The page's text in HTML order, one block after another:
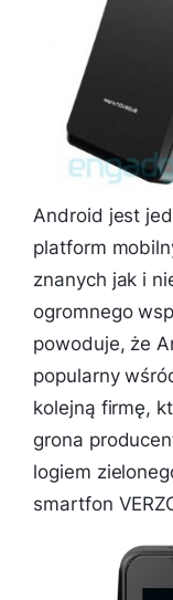
Android jest
platform
znanych jak i
ogromnego
powoduje, że
popularny
kolejną firmę,
grona
logiem
smartfon